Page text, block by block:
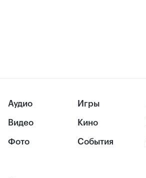
Аудио
Видео
Фото
Игры
Кино
События